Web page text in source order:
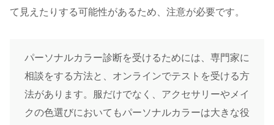
て見えたりする可能性があるため、注意が必要です。
パーソナルカラー診断を受けるためには、専門家に
相談をする方法と、オンラインでテストを受ける方
法があります。服だけでなく、アクセサリーやメイ
クの色選びにおいてもパーソナルカラーは大きな役